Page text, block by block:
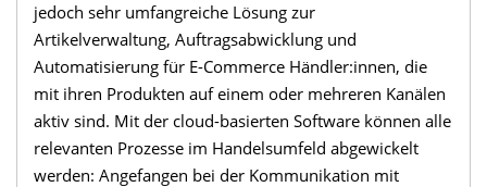
jedoch sehr umfangreiche Lösung zur
Artikelverwaltung, Auftragsabwicklung und
Automatisierung für E-Commerce Händler:innen, die
mit ihren Produkten auf einem oder mehreren Kanälen
aktiv sind. Mit der cloud-basierten Software können alle
relevanten Prozesse im Handelsumfeld abgewickelt
werden: Angefangen bei der Kommunikation mit